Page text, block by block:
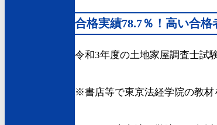
合格実績78.7％！高い合格
令和3年度の土地家屋調査士試
※書店等で東京法経学院の教材